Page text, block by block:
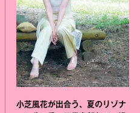
小芝風花が出合う、夏のリゾナ